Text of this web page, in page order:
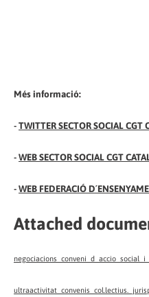
Més informació:
-TWITTER SECTOR SOCIAL CGT
-WEB SECTOR SOCIAL CGT
-WEB FEDERACIÓ
Attached